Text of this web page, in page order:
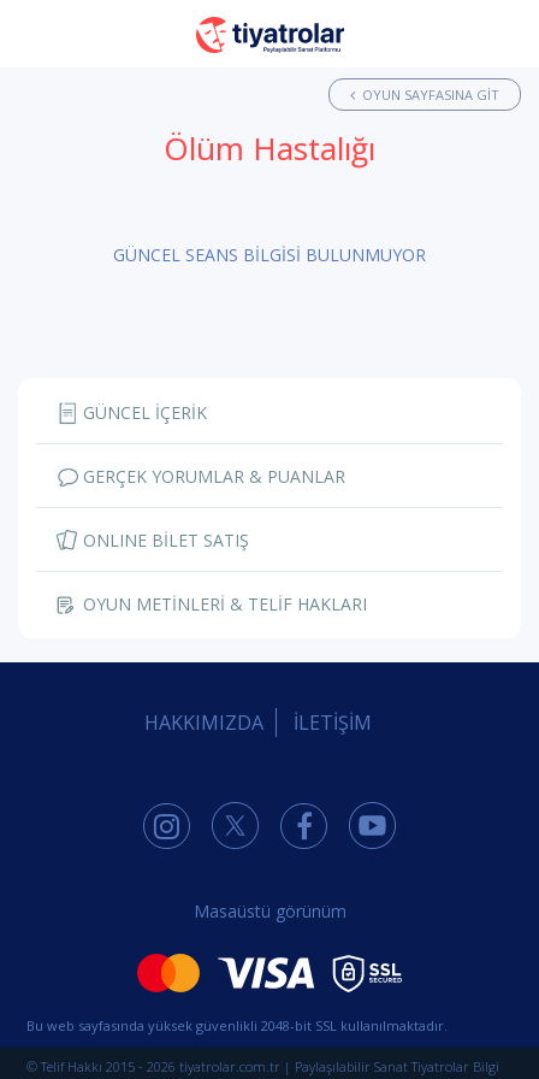
OYUN SAYFASINA GIT
Ölüm Hastalığı
GÜNCEL SEANS BİLGİSİ BULUNMUYOR
GÜNCEL İÇERİK
GERÇEK YORUMLAR & PUANLAR
ONLINE BİLET SATIŞ
OYUN METİNLERİ & TELİF HAKLARI
HAKKIMIZDA İLETİŞİM
Masaüstü görünüm
Bu web sayfasında yüksek güvenlikli 2048-bit SSL kullanılmaktadır.
© Telif Hakkı 2015 - 2026 tiyatrolar.com.tr | Paylaşılabilir Sanat Tiyatrolar Bilgi